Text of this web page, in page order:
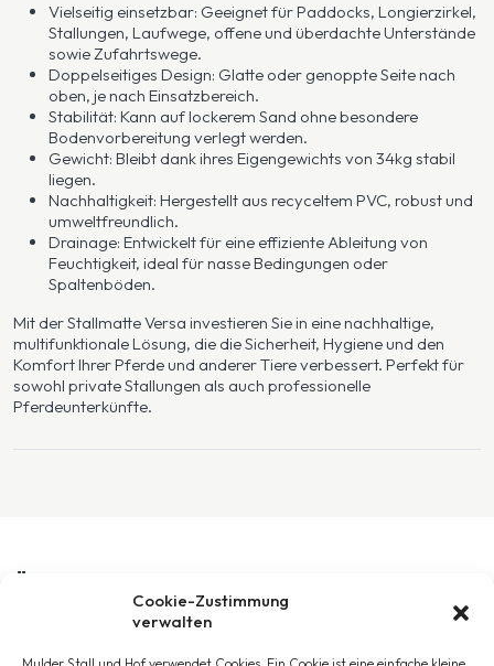
Cookie-Zustimmung
verwalten
Vielseitig einsetzbar: Geeignet für Paddocks, Longierzirkel,
Stallungen, Laufwege, offene und überdachte Unterstände
sowie Zufahrtswege.
Doppelseitiges Design: Glatte oder genoppte Seite nach
oben, je nach Einsatzbereich.
Stabilität: Kann auf lockerem Sand ohne besondere
Bodenvorbereitung verlegt werden.
Gewicht: Bleibt dank ihres Eigengewichts von 34kg stabil
liegen.
Nachhaltigkeit: Hergestellt aus recyceltem PVC, robust und
umweltfreundlich.
Drainage: Entwickelt für eine effiziente Ableitung von
Feuchtigkeit, ideal für nasse Bedingungen oder
Spaltenböden.
Mit der Stallmatte Versa investieren Sie in eine nachhaltige,
multifunktionale Lösung, die die Sicherheit, Hygiene und den
Komfort Ihrer Pferde und anderer Tiere verbessert. Perfekt für
sowohl private Stallungen als auch professionelle
Pferdeunterkünfte.